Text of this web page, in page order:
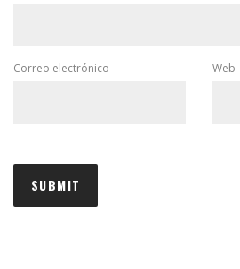
Correo electrónico Web